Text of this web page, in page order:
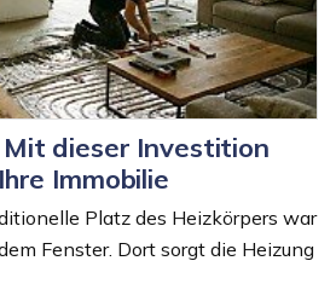
Mit dieser Investition
Immobilie
Platz des Heizkörpers war
Fenster. Dort sorgt die Heizung